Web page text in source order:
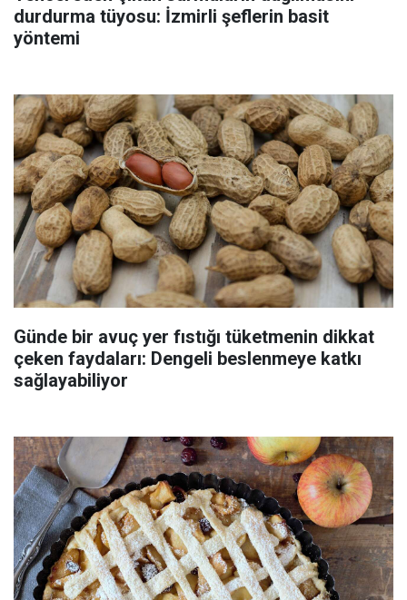
durdurma tüyosu: İzmirli şeflerin basit
yöntemi
Günde bir avuç yer fıstığı tüketmenin dikkat
çeken faydaları: Dengeli beslenmeye katkı
sağlayabiliyor